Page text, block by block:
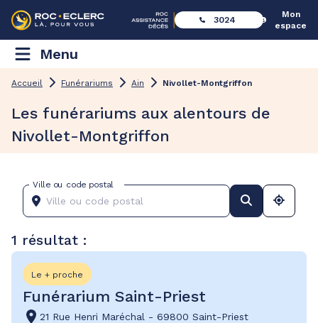
3024
Mon
espace
Menu
Accueil Funérariums Ain Nivollet-Montgriffon
Les funérariums aux alentours de
Nivollet-Montgriffon
Ville ou code postal
1 résultat :
Le + proche
Funérarium Saint-Priest
21 Rue Henri Maréchal - 69800 Saint-Priest